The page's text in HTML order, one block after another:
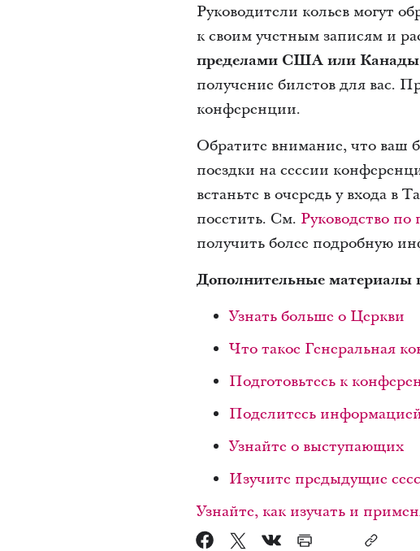
Руководители кольев могут
к своим учетным записям и
пределами США или Канады
получение билетов для вас.
конференции.
Обратите внимание, что ваш
поездки на сессии
встаньте в очередь у входа в
посетить. См. Руководство
получить более подробную
Дополнительные материалы
Узнать больше о Церкви
Что такое Генеральная
Подготовьтесь к
Поделитесь
Узнайте о выступающих
Изучите предыдущие
Узнайте, как изучать и